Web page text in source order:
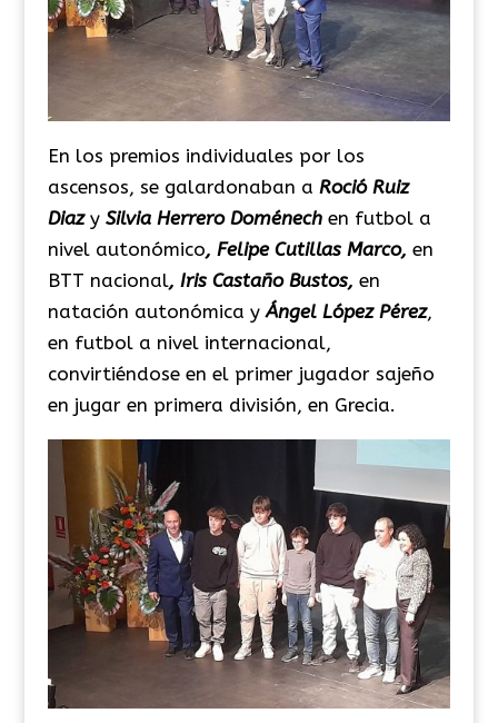
En los premios individuales por los
ascensos, se galardonaban a Roció Ruiz
Diaz ySilvia Herrero Doménech en futbol a
nivel autonómico, Felipe Cutillas Marco, en
BTT nacional, Iris Castaño Bustos, en
natación autonómica yÁngel López Pérez,
en futbol a nivel internacional,
convirtiéndose en el primer jugador sajeño
en jugar en primera división, en Grecia.